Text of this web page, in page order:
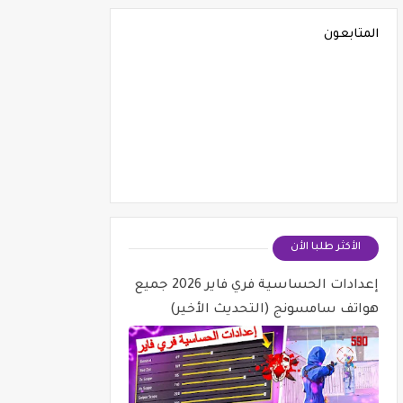
المتابعون
الأكثر طلبا الأن
إعدادات الحساسية فري فاير 2026 جميع
هواتف سامسونج (التحديث الأخير)